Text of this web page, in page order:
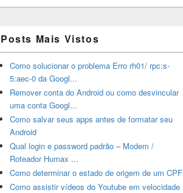
Posts Mais Vistos
Como solucionar o problema Erro rh01/ rpc:s-
5:aec-0 da Googl...
Remover conta do Android ou como desvincular
uma conta Googl...
Como salvar seus apps antes de formatar seu
Android
Qual login e password padrão – Modem /
Roteador Humax ...
Como determinar o estado de origem de um CPF
Como assistir vídeos do Youtube em velocidade